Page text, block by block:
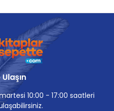
10:00 - 17:00 saatleri